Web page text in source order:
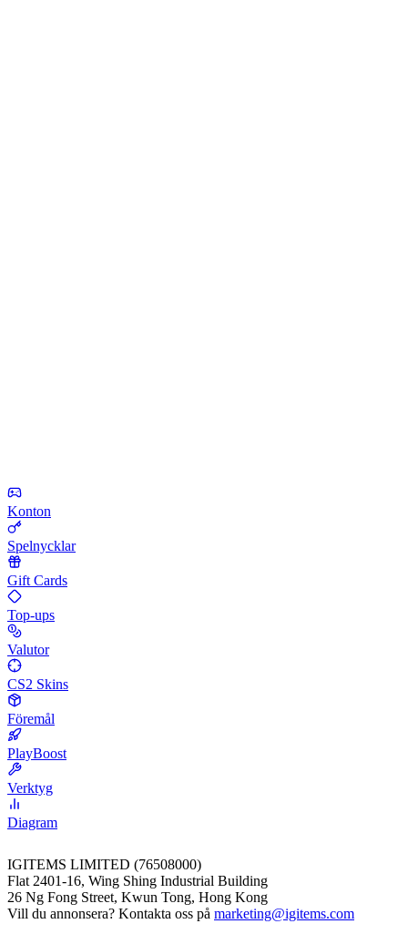
Konton
Spelnycklar
Gift Cards
Top-ups
Valutor
CS2 Skins
Föremål
PlayBoost
Verktyg
Diagram
IGITEMS LIMITED (76508000)
Flat 2401-16, Wing Shing Industrial Building
26 Ng Fong Street, Kwun Tong, Hong Kong
Vill du annonsera? Kontakta oss på marketing@igitems.com